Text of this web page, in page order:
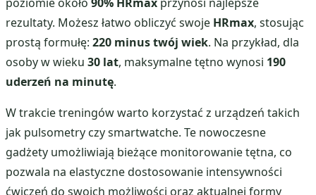
rezultaty. Możesz łatwo obliczyć swoje HRmax, stosując
prostą formułę: 220 minus twój wiek. Na przykład, dla
osoby w wieku 30 lat, maksymalne tętno wynosi 190
uderzeń na minutę.
W trakcie treningów warto korzystać z urządzeń takich
jak pulsometry czy smartwatche. Te nowoczesne
gadżety umożliwiają bieżące monitorowanie tętna, co
pozwala na elastyczne dostosowanie intensywności
ćwiczeń do swoich możliwości oraz aktualnej formy